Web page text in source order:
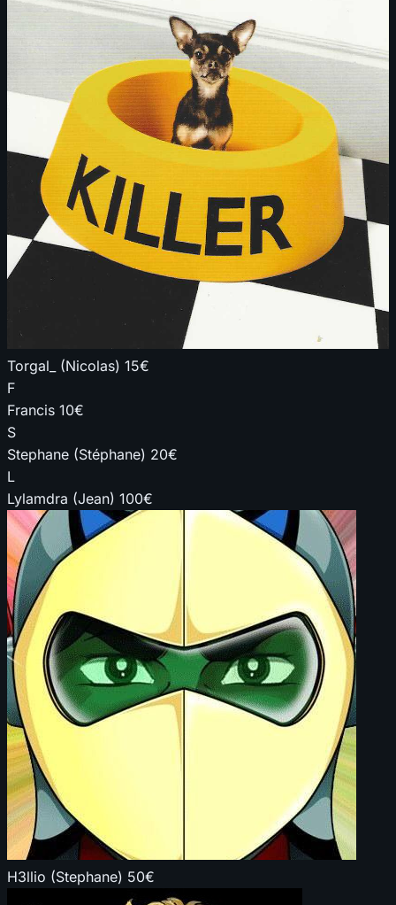
Torgal_ (Nicolas) 15€
F
Francis 10€
S
Stephane (Stéphane) 20€
L
Lylamdra (Jean) 100€
H3llio (Stephane) 50€